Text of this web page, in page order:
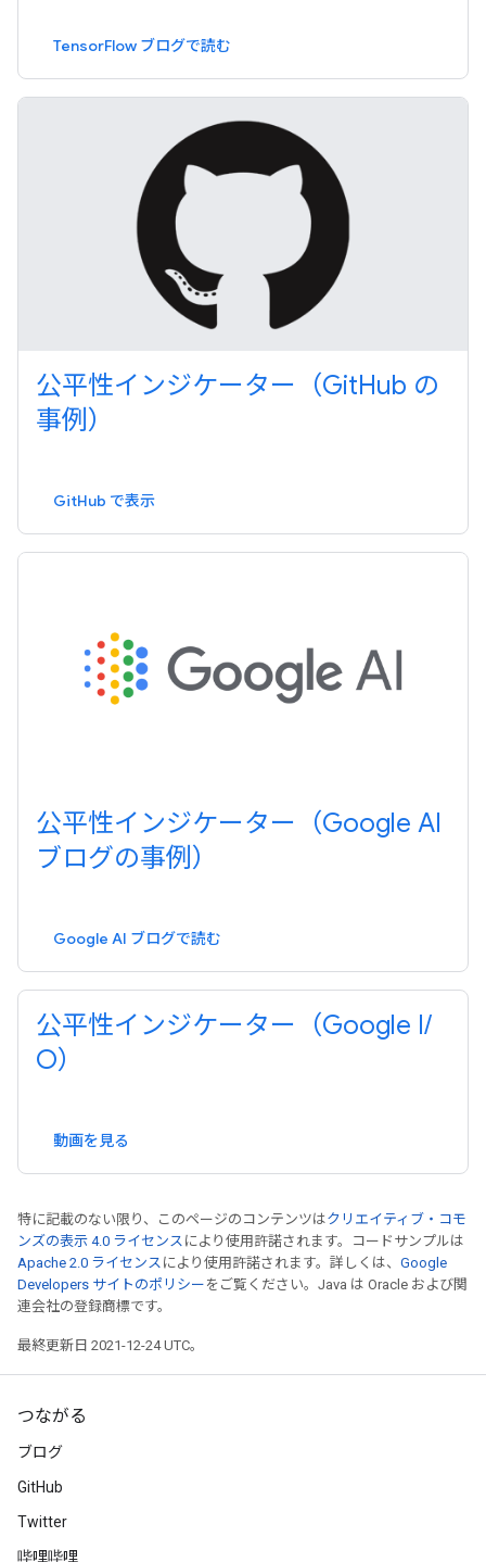
TensorFlow ブログで読む
公平性インジケーター（GitHub の
事例）
GitHub で表示
公平性インジケーター（Google AI
ブログの事例）
Google AI ブログで読む
公平性インジケーター（Google I/
O）
動画を見る
特に記載のない限り、このページのコンテンツはクリエイティブ・コモ
ンズの表示 4.0 ライセンス により使用許諾されます。コードサンプルは
Apache 2.0 ライセンス により使用許諾されます。詳しくは、 Google
Developers サイトのポリシー をご覧ください。Java は Oracle および関
連会社の登録商標です。
最終更新日 2021-12-24 UTC。
つながる
ブログ
GitHub
Twitter
哔哩哔哩